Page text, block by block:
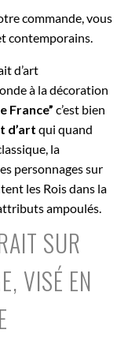
commande, vous
contemporains.
d’art
à la décoration
France” c’est bien
d’art qui quand
la
personnages sur
les Rois dans la
ampoulés.
SUR
VISÉ EN